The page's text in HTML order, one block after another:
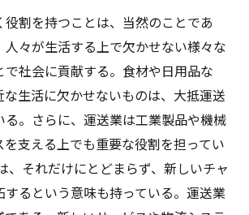
割を持つことは、当然のことであ
人々が生活する上で欠かせない様々な
で社会に貢献する。食材や日用品な
な生活に欠かせないものは、大抵運送
る。さらに、運送業は工業製品や機械
支える上でも重要な役割を担ってい
、それだけにとどまらず、新しいチャ
するという意味も持っている。運送業